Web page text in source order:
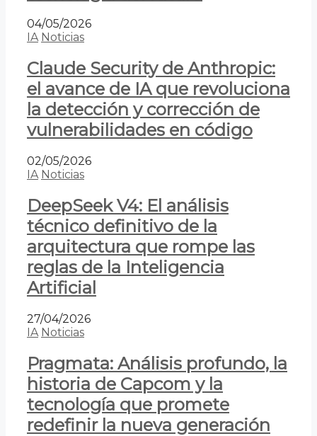
04/05/2026
IA Noticias
Claude Security de Anthropic:
el avance de IA que revoluciona
la detección y corrección de
vulnerabilidades en código
02/05/2026
IA Noticias
DeepSeek V4: El análisis
técnico definitivo de la
arquitectura que rompe las
reglas de la Inteligencia
Artificial
27/04/2026
IA Noticias
Pragmata: Análisis profundo, la
historia de Capcom y la
tecnología que promete
redefinir la nueva generación